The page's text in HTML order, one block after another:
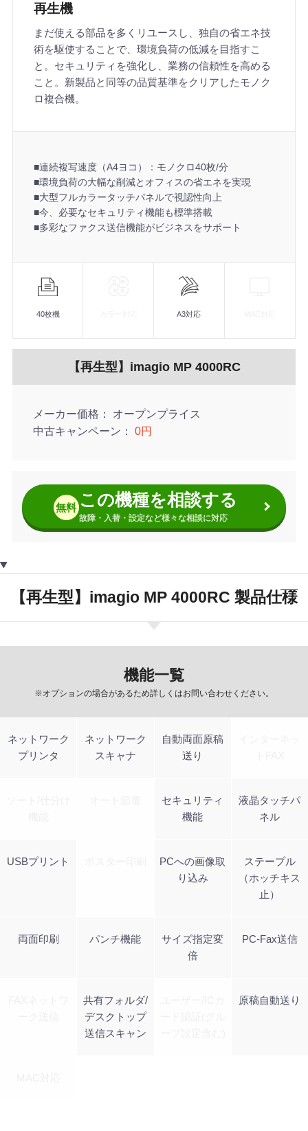
再生機
まだ使える部品を多くリユースし、独自の省エネ技
術を駆使することで、環境負荷の低減を目指すこ
と。セキュリティを強化し、業務の信頼性を高める
こと。新製品と同等の品質基準をクリアしたモノク
ロ複合機。
■連続複写速度（A4ヨコ）：モノクロ40枚/分
■環境負荷の大幅な削減とオフィスの省エネを実現
■大型フルカラータッチパネルで視認性向上
■今、必要なセキュリティ機能も標準搭載
■多彩なファクス送信機能がビジネスをサポート
40枚機 A3対応
【再生型】imagio MP 4000RC
メーカー価格
オープンプライス
中古キャンペーン
0円
無料 この機種を相談する
故障・入替・設定など様々な相談に対応
【再生型】imagio MP 4000RC 製品仕様
機能一覧
※オプションの場合があるため詳しくはお問い合わせください。
ネットワーク
プリンタ
ネットワーク
スキャナ
自動両面原稿
送り
セキュリティ
機能
液晶タッチパ
ネル
USBプリント
PCへの画像取
り込み
ステープル
（ホッチキス
止）
両面印刷 パンチ機能
サイズ指定変
倍
PC-Fax送信
共有フォルダ/
デスクトップ
送信スキャン
原稿自動送り